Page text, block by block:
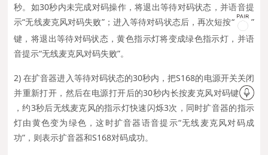
秒。如30秒内未完成对码操作，将退出等待对码状态，并语音提
示“无线麦克风对码失败”；进入等待对码状态后，再次短按“
”
键，将退出等待对码状态，黄色指示灯将变成绿色指示灯，并语
音提示“无线麦克风对码失败”。
2) 在扩音器进入等待对码状态的30秒内，把S168的电源开关关闭
并重新打开，然后在电源打开后的30秒内长按麦克风对码键
，约3秒后无线麦克风的指示灯快速闪烁3次，同时扩音器的指示
灯由黄色变为绿色，这时扩音器语音提示“无线麦克风对码成
功”，则表示扩音器和S168对码成功。